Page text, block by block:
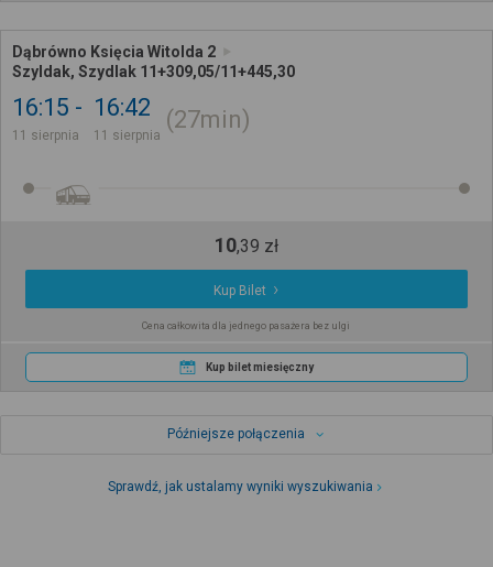
Dąbrówno Księcia Witolda 2
Szyldak, Szydlak 11+309,05/11+445,30
16:15
11 sierpnia
16:42
11 sierpnia
27min
10,39 zł
Kup Bilet
Cena całkowita dla jednego pasażera bez ulgi
Kup bilet miesięczny
Późniejsze połączenia
Sprawdź, jak ustalamy wyniki wyszukiwania